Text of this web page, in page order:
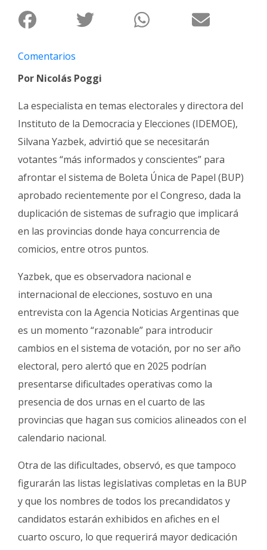
Comentarios
Por Nicolás Poggi
La especialista en temas electorales y directora del
Instituto de la Democracia y Elecciones (IDEMOE),
Silvana Yazbek, advirtió que se necesitarán
votantes “más informados y conscientes” para
afrontar el sistema de Boleta Única de Papel (BUP)
aprobado recientemente por el Congreso, dada la
duplicación de sistemas de sufragio que implicará
en las provincias donde haya concurrencia de
comicios, entre otros puntos.
Yazbek, que es observadora nacional e
internacional de elecciones, sostuvo en una
entrevista con la Agencia Noticias Argentinas que
es un momento “razonable” para introducir
cambios en el sistema de votación, por no ser año
electoral, pero alertó que en 2025 podrían
presentarse dificultades operativas como la
presencia de dos urnas en el cuarto de las
provincias que hagan sus comicios alineados con el
calendario nacional.
Otra de las dificultades, observó, es que tampoco
figurarán las listas legislativas completas en la BUP
y que los nombres de todos los precandidatos y
candidatos estarán exhibidos en afiches en el
cuarto oscuro, lo que requerirá mayor dedicación